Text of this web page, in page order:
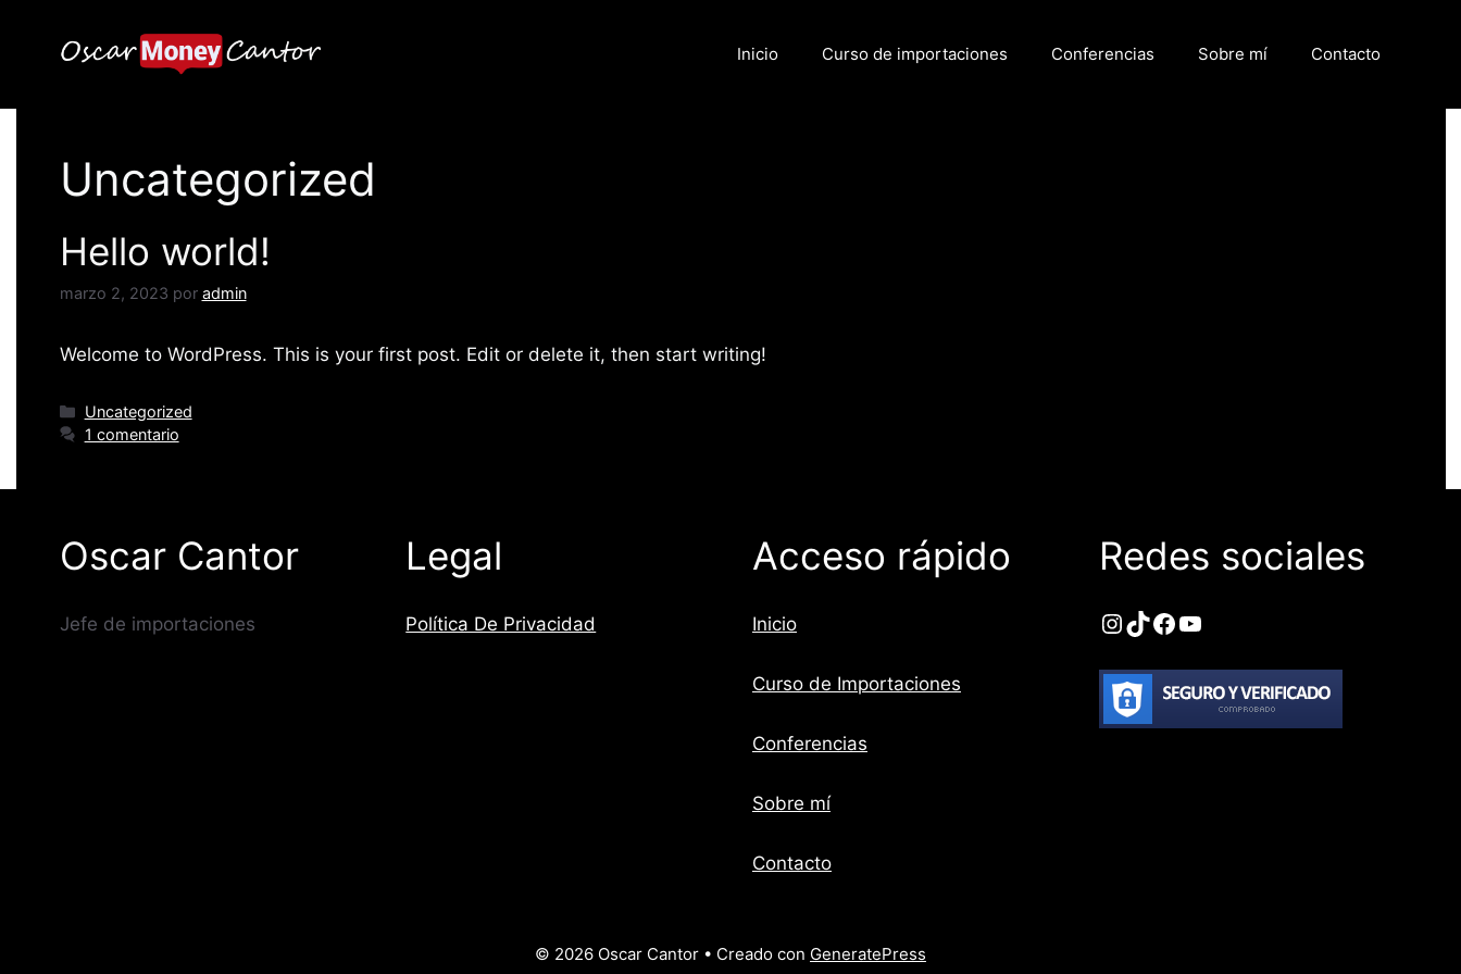
contenido
Inicio Curso de importaciones Conferencias Sobre mí Contacto
Uncategorized
Hello world!
marzo 2, 2023 por admin
Welcome to WordPress. This is your first post. Edit or delete it, then start writing!
Categorías
Uncategorized
1 comentario
Oscar Cantor
Jefe de importaciones
Legal
Política De Privacidad
Acceso rápido
Inicio
Curso de Importaciones
Conferencias
Sobre mí
Contacto
Redes sociales
Instagram
TikTok
Facebook
YouTube
© 2026 Oscar Cantor • Creado con GeneratePress